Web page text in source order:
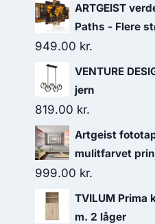
ARTGEIST
Paths - Flere
949.00 kr.
VENTURE
jern
819.00 kr.
Artgeist
mulitfarvet
999.00 kr.
TVILUM
m. 2 låger